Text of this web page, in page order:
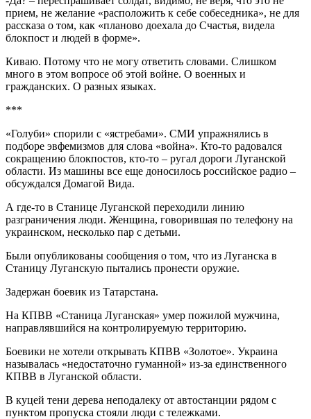
прием, не желание «расположить к себе собеседника», не для
рассказа о том, как «планово доехала до Счастья, видела
блокпост и людей в форме».
Киваю. Потому что не могу ответить словами. Слишком
много в этом вопросе об этой войне. О военных и
гражданских. О разных языках.
***
«Голуби» спорили с «ястребами». СМИ упражнялись в
подборе эвфемизмов для слова «война». Кто-то радовался
сокращению блокпостов, кто-то – ругал дороги Луганской
области. Из машины все еще доносилось российское радио –
обсуждался Домагой Вида.
А где-то в Станице Луганской переходили линию
разграничения люди. Женщина, говорившая по телефону на
украинском, несколько пар с детьми.
Были опубликованы сообщения о том, что из Луганска в
Станицу Луганскую пытались пронести оружие.
Задержан боевик из Татарстана.
На КПВВ «Станица Луганская» умер пожилой мужчина,
направлявшийся на контролируемую территорию.
Боевики не хотели открывать КПВВ «Золотое». Украина
называлась «недостаточно гуманной» из-за единственного
КПВВ в Луганской области.
В куцей тени дерева неподалеку от автостанции рядом с
пунктом пропуска стояли люди с тележками.